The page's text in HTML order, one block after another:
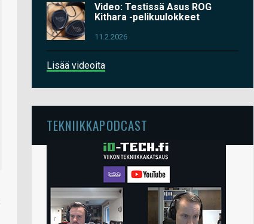
Video: Testissä Asus ROG
Kithara -pelikuulokkeet
11.2.2026
Lisää videoita
TEKNIIKKAPODCAST